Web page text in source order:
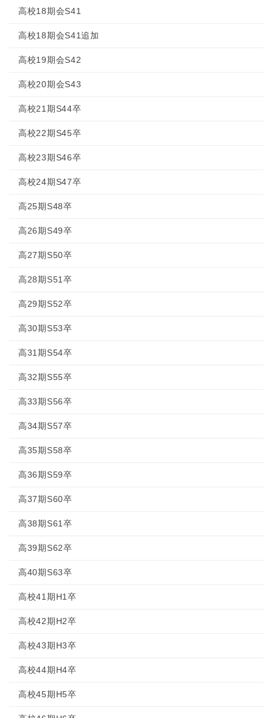
高校18期会S41
高校18期会S41追加
高校19期会S42
高校20期会S43
高校21期S44卒
高校22期S45卒
高校23期S46卒
高校24期S47卒
高25期S48卒
高26期S49卒
高27期S50卒
高28期S51卒
高29期S52卒
高30期S53卒
高31期S54卒
高32期S55卒
高33期S56卒
高34期S57卒
高35期S58卒
高36期S59卒
高37期S60卒
高38期S61卒
高39期S62卒
高40期S63卒
高校41期H1卒
高校42期H2卒
高校43期H3卒
高校44期H4卒
高校45期H5卒